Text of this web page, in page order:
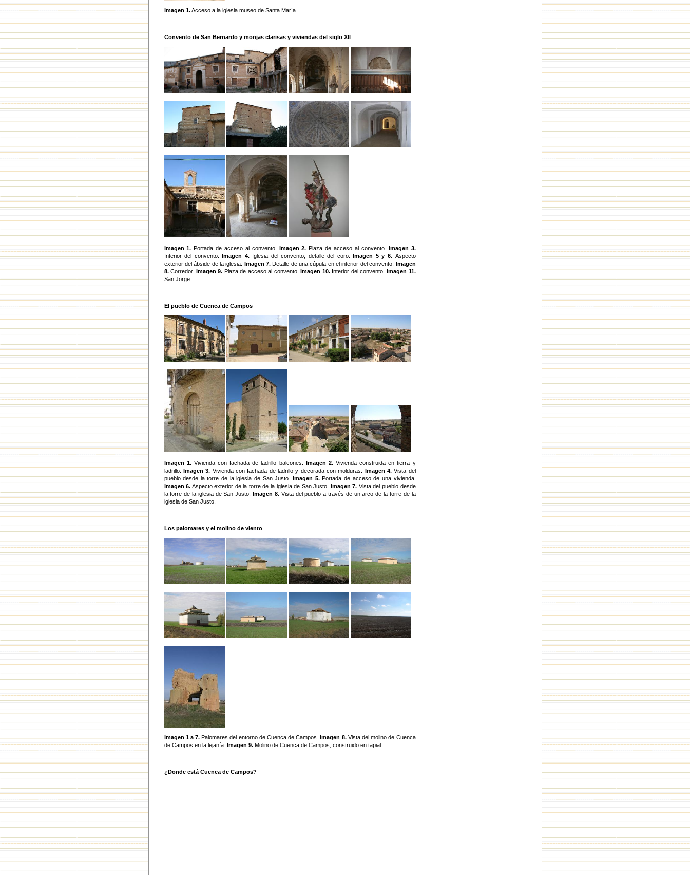
Imagen 1.Acceso a la iglesia museo de Santa María
Convento de San Bernardo y monjas clarisas y viviendas del siglo XII
Imagen 1. Portada de acceso al convento. Imagen 2.Plaza de acceso al convento. Imagen 3.
Interior del convento.Imagen 4. Iglesia del convento, detalle del coro.Imagen 5 y 6. Aspecto
exterior del ábside de la iglesia. Imagen 7.Detalle de una cúpula en el interior del convento. Imagen
8.Corredor. Imagen 9. Plaza de acceso al convento.Imagen 10.Interior del convento.Imagen 11.
San Jorge.
El pueblo de Cuenca de Campos
Imagen 1.Vivienda con fachada de ladrillo balcones. Imagen 2. Vivienda construida en tierra y
ladrillo. Imagen 3. Vivienda con fachada de ladrillo y decorada con molduras. Imagen 4.Vista del
pueblo desde la torre de la iglesia de San Justo. Imagen 5.Portada de acceso de una vivienda.
Imagen 6. Aspecto exterior de la torre de la iglesia de San Justo. Imagen 7. Vista del pueblo desde
la torre de la iglesia de San Justo. Imagen 8. Vista del pueblo a través de un arco de la torre de la
iglesia de San Justo.
Los palomares y el molino de viento
Imagen 1 a 7.Palomares del entorno de Cuenca de Campos.Imagen 8. Vista del molino de Cuenca
de Campos en la lejanía. Imagen 9. Molino de Cuenca de Campos, construido en tapial.
¿Donde está Cuenca de Campos?